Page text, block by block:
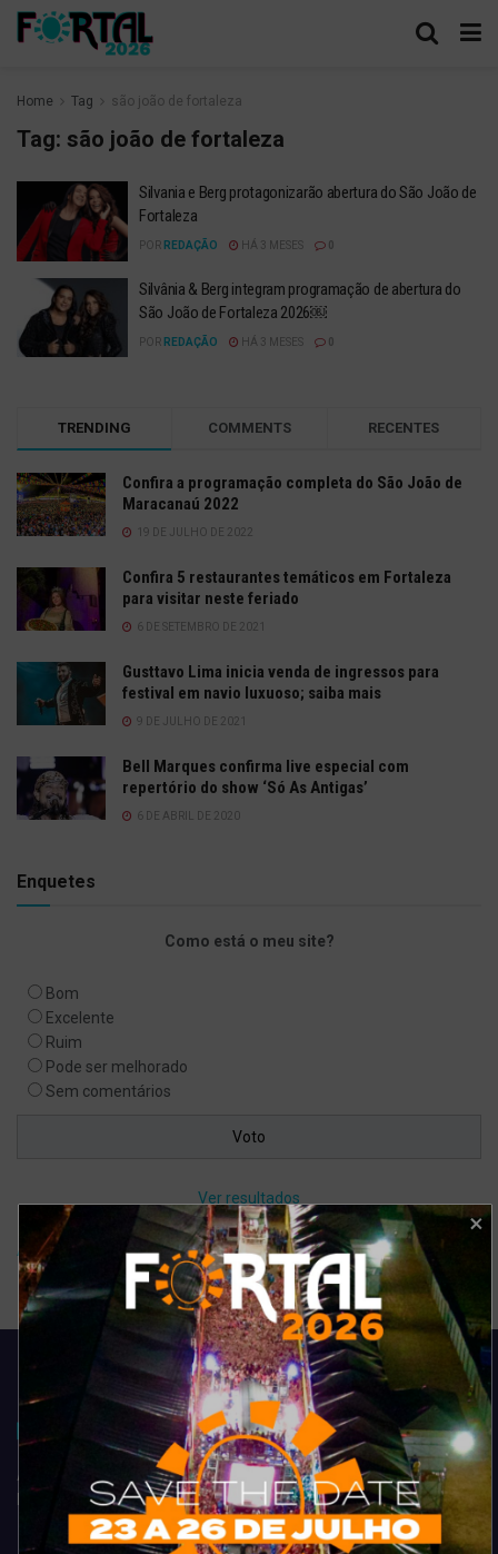
Home Tag são joão de fortaleza
Tag: são joão de fortaleza
Silvania e Berg protagonizarão abertura do São João de
Fortaleza
POR REDAÇÃO HÁ 3 MESES
Silvânia & Berg integram programação de abertura do
São João de Fortaleza 2026￼
POR REDAÇÃO HÁ 3 MESES
TRENDING COMMENTS RECENTES
Confira a programação completa do São João de
Maracanaú 2022
19 DE JULHO DE 2022
Confira 5 restaurantes temáticos em Fortaleza
para visitar neste feriado
6 DE SETEMBRO DE 2021
Gusttavo Lima inicia venda de ingressos para
festival em navio luxuoso; saiba mais
9 DE JULHO DE 2021
Bell Marques confirma live especial com
repertório do show ‘Só As Antigas’
6 DE ABRIL DE 2020
Enquetes
Como está o meu site?
Bom
Excelente
Ruim
Pode ser melhorado
Sem comentários
Ver resultados
Arquivo de enquete
Acompanhe todas as novidades do entretenimento na região de
Fortaleza. Dicas, promoções, coberturas exclusivas e muito mais.